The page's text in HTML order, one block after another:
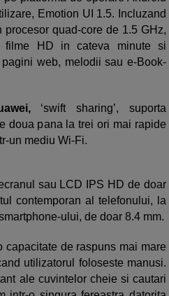
Emotion UI 1.5. Incluzand
quad-core de 1.5 GHz,
filme HD in cateva minute si
web, melodii sau e-Book-
‘swift sharing’, suporta
doua pana la trei ori mai rapide
un mediu Wi-Fi.
sau LCD IPS HD de doar
contemporan al telefonului, la
ului, de doar 8.4 mm.
capacitate de raspuns mai mare
utilizatorul foloseste manusi.
ale cuvintelor cheie si cautari